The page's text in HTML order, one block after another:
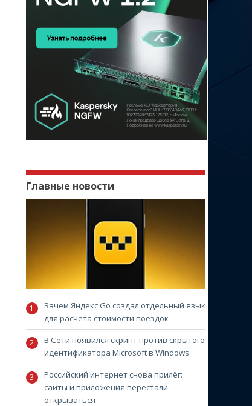
Главные новости
Зачем Яндекс Go создал отдельный язык
для расчёта стоимости поездок
В Сети появился скрипт против скрытого
идентификатора Microsoft в Windows
Российский интернет снова прилёг:
сайты и приложения перестали
открываться